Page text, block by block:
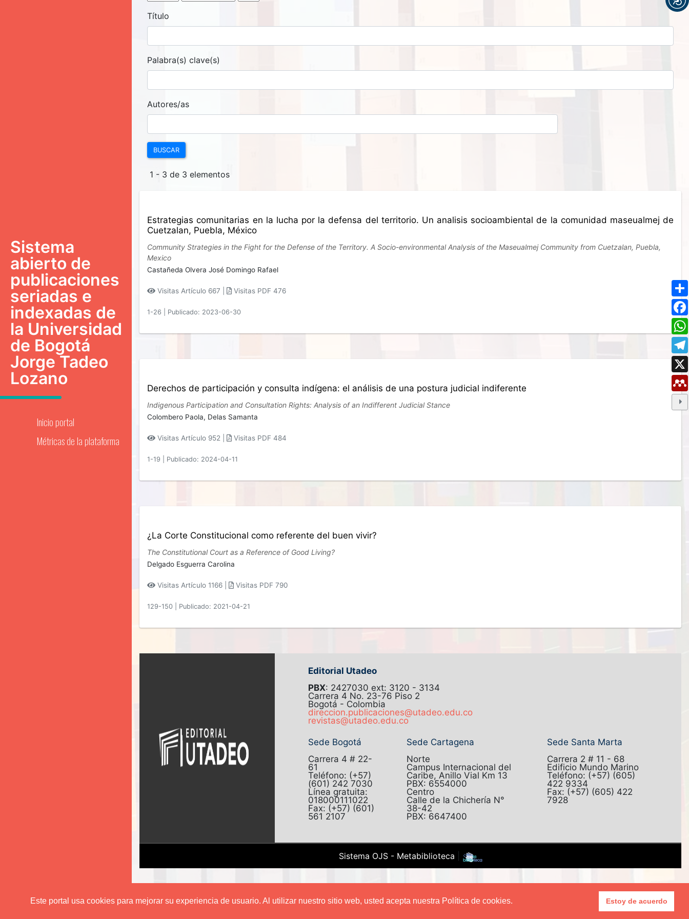
Este portal usa cookies para mejorar su experiencia de usuario. Al utilizar nuestro sitio web, usted acepta nuestra Política de cookies. Estoy de acuerdo
Sistema
abierto de
publicaciones
seriadas e
indexadas de
la Universidad
de Bogotá
Jorge Tadeo
Lozano
Inicio portal
Métricas de la plataforma
Título
Palabra(s) clave(s)
Autores/as
BUSCAR
1 - 3 de 3 elementos
Estrategias comunitarias en la lucha por la defensa del territorio. Un analisis socioambiental de la comunidad maseualmej de
Cuetzalan, Puebla, México
Community Strategies in the Fight for the Defense of the Territory. A Socio-environmental Analysis of the Maseualmej Community from Cuetzalan, Puebla,
Mexico
Castañeda Olvera José Domingo Rafael
Visitas Artículo 667 | Visitas PDF 476
1-26 Publicado: 2023-06-30
Derechos de participación y consulta indígena: el análisis de una postura judicial indiferente
Indigenous Participation and Consultation Rights: Analysis of an Indifferent Judicial Stance
Colombero Paola, Delas Samanta
Visitas Artículo 952 | Visitas PDF 484
1-19 Publicado: 2024-04-11
¿La Corte Constitucional como referente del buen vivir?
The Constitutional Court as a Reference of Good Living?
Delgado Esguerra Carolina
Visitas Artículo 1166 | Visitas PDF 790
129-150 Publicado: 2021-04-21
Editorial Utadeo
PBX: 2427030 ext: 3120 - 3134
Carrera 4 No. 23-76 Piso 2
Bogotá - Colombia
direccion.publicaciones@utadeo.edu.co
revistas@utadeo.edu.co
Sede Bogotá
Carrera 4 # 22-
61
Teléfono: (+57)
(601) 242 7030
Línea gratuita:
018000111022
Fax: (+57) (601)
561 2107
Sede Cartagena
Norte
Campus Internacional del
Caribe, Anillo Vial Km 13
PBX: 6554000
Centro
Calle de la Chichería N°
38-42
PBX: 6647400
Sede Santa Marta
Carrera 2 # 11 - 68
Edificio Mundo Marino
Teléfono: (+57) (605)
422 9334
Fax: (+57) (605) 422
7928
Sistema OJS - Metabiblioteca